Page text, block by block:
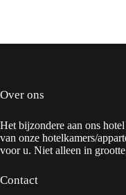
Over ons
Het bijzondere aan ons
van onze hotelkamers/
voor u. Niet alleen in
Contact